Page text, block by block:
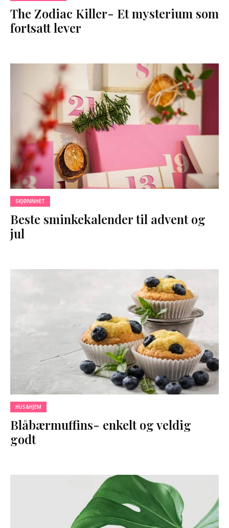
The Zodiac Killer- Et mysterium som
fortsatt lever
SKJØNNHET
Beste sminkekalender til advent og
jul
HUS&HJEM
Blåbærmuffins- enkelt og veldig
godt